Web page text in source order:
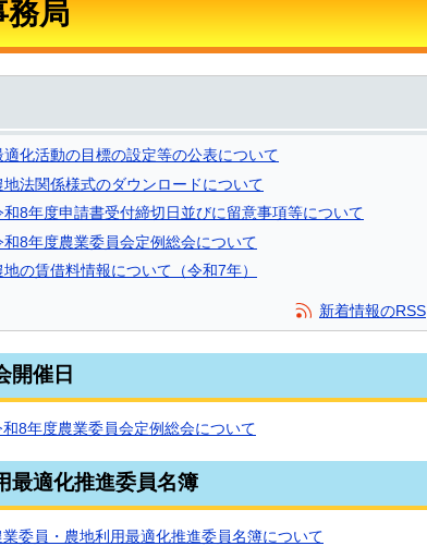
務局
適化活動の目標の設定等の公表について
地法関係様式のダウンロードについて
和8年度申請書受付締切日並びに留意事項等について
和8年度農業委員会定例総会について
地の賃借料情報について（令和7年）
新着情報のRSS
開催日
和8年度農業委員会定例総会について
最適化推進委員名簿
業委員・農地利用最適化推進委員名簿について